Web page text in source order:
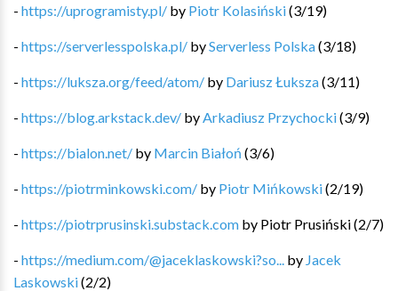
- https://uprogramisty.pl/ by Piotr Kolasiński(3/19)
- https://serverlesspolska.pl/ byServerless Polska(3/18)
- https://luksza.org/feed/atom/ by Dariusz Łuksza(3/11)
- https://blog.arkstack.dev/ by Arkadiusz Przychocki(3/9)
- https://bialon.net/ by Marcin Białoń (3/6)
- https://piotrminkowski.com/ by Piotr Mińkowski(2/19)
- https://piotrprusinski.substack.com by Piotr Prusiński(2/7)
- https://medium.com/@jaceklaskowski?so... by Jacek
Laskowski(2/2)